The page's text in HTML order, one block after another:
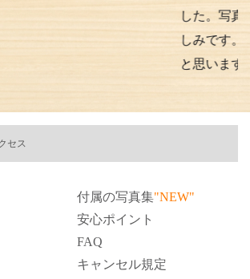
した。写真の仕上が
しみです。また次も
と思います。
セス
付属の写真集"NEW"
安心ポイント
FAQ
キャンセル規定